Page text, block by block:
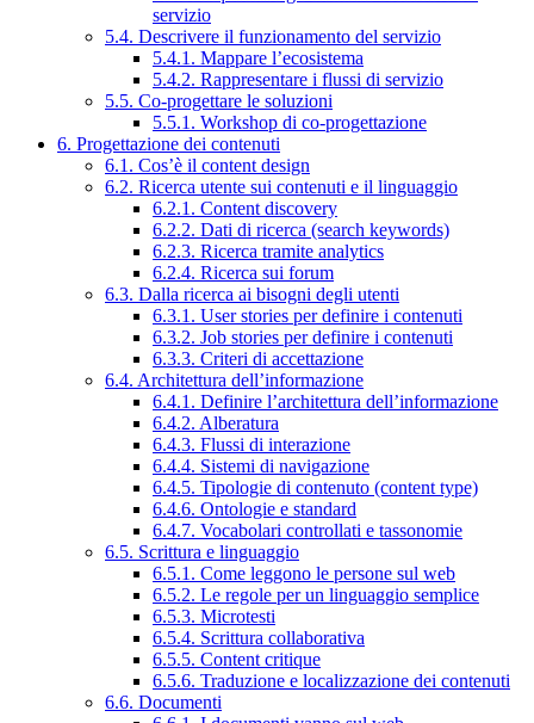
servizio
5.4. Descrivere il funzionamento del servizio
5.4.1. Mappare l’ecosistema
5.4.2. Rappresentare i flussi di servizio
5.5. Co-progettare le soluzioni
5.5.1. Workshop di co-progettazione
6. Progettazione dei contenuti
6.1. Cos’è il content design
6.2. Ricerca utente sui contenuti e il linguaggio
6.2.1. Content discovery
6.2.2. Dati di ricerca (search keywords)
6.2.3. Ricerca tramite analytics
6.2.4. Ricerca sui forum
6.3. Dalla ricerca ai bisogni degli utenti
6.3.1. User stories per definire i contenuti
6.3.2. Job stories per definire i contenuti
6.3.3. Criteri di accettazione
6.4. Architettura dell’informazione
6.4.1. Definire l’architettura dell’informazione
6.4.2. Alberatura
6.4.3. Flussi di interazione
6.4.4. Sistemi di navigazione
6.4.5. Tipologie di contenuto (content type)
6.4.6. Ontologie e standard
6.4.7. Vocabolari controllati e tassonomie
6.5. Scrittura e linguaggio
6.5.1. Come leggono le persone sul web
6.5.2. Le regole per un linguaggio semplice
6.5.3. Microtesti
6.5.4. Scrittura collaborativa
6.5.5. Content critique
6.5.6. Traduzione e localizzazione dei contenuti
6.6. Documenti